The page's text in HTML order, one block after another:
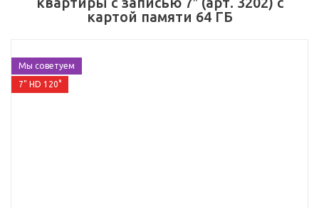
картой памяти 64 ГБ
Мы советуем
7" HD 120°